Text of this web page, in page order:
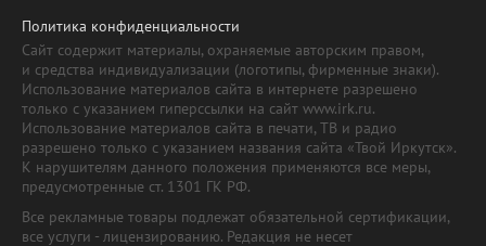
Политика конфиденциальности
Сайт содержит материалы, охраняемые авторским правом,
и средства индивидуализации (логотипы, фирменные знаки).
Использование материалов сайта в интернете разрешено
только с указанием гиперссылки на сайт www.irk.ru.
Использование материалов сайта в печати, ТВ и радио
разрешено только с указанием названия сайта «Твой Иркутск».
К нарушителям данного положения применяются все меры,
предусмотренные ст. 1301 ГК РФ.
Все рекламные товары подлежат обязательной сертификации,
все услуги - лицензированию. Редакция не несет